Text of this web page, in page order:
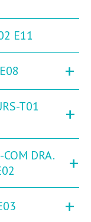
E11
+
T01
+
DRA.
+
+